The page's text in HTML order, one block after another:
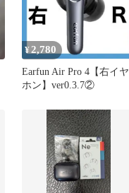
¥ 2,780
Earfun Air Pro 4【右イヤ
ホン】ver0.3.7②